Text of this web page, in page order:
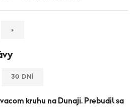
30 DNÍ
kruhu na Dunaji. Prebudil sa